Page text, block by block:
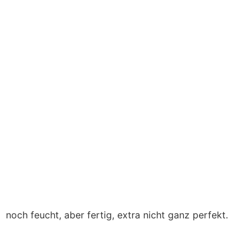
noch feucht, aber fertig, extra nicht ganz perfekt.